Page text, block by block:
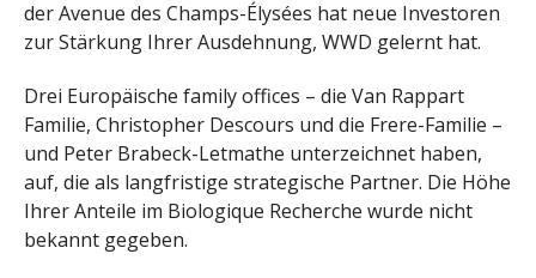
der Avenue des Champs-Élysées hat neue Investoren
zur Stärkung Ihrer Ausdehnung, WWD gelernt hat.
Drei Europäische family offices – die Van Rappart
Familie, Christopher Descours und die Frere-Familie –
und Peter Brabeck-Letmathe unterzeichnet haben,
auf, die als langfristige strategische Partner. Die Höhe
Ihrer Anteile im Biologique Recherche wurde nicht
bekannt gegeben.